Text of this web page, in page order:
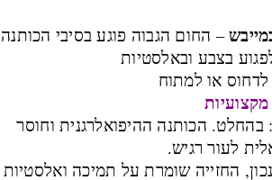
– החום הגבוה פוגע בסיבי הכותנה
בצבע ובאלסטיות
או למתוח
בהחלט. הכותנה ההיפואלרגנית וחוסר
לעור רגיש.
החזייה שומרת על תמיכה ואלסטיות